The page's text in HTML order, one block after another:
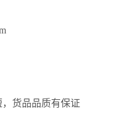
货品品质有保证